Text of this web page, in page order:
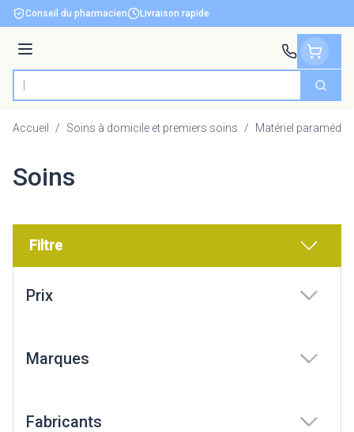
Aller au contenu
Conseil du pharmacien Livraison rapide
Menu
Rechercher
Accueil / Soins à domicile et premiers soins / Matériel
Soins
Filtre
Prix
Marques
Fabricants